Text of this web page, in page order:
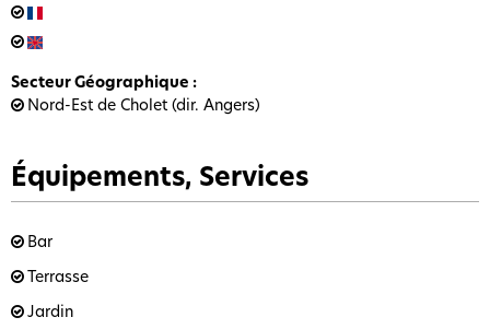
Secteur Géographique :
Nord-Est de Cholet (dir. Angers)
Équipements, Services
Bar
Terrasse
Jardin